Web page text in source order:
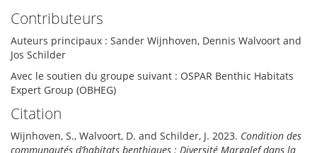
Contributeurs
Auteurs principaux : Sander Wijnhoven, Dennis Walvoort and
Jos Schilder
Avec le soutien du groupe suivant : OSPAR Benthic Habitats
Expert Group (OBHEG)
Citation
Wijnhoven, S., Walvoort, D. and Schilder, J. 2023. Condition des
communautés d’habitats benthiques : Diversité Margalef dans la